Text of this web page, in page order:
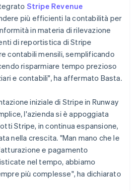
Stripe Revenue
più efficienti la contabilità per
in materia di rilevazione
di reportistica di Stripe
contabili mensili, semplificando
risparmiare tempo prezioso
e contabili", ha affermato Basta.
iniziale di Stripe in Runway
l'azienda si è appoggiata
Stripe, in continua espansione,
nella crescita. "Man mano che le
e pagamento
nel tempo, abbiamo
più complesse", ha dichiarato